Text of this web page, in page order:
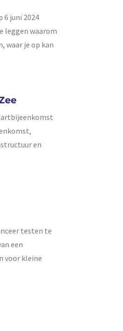
6 juni 2024
leggen waarom
waar je op kan
en
testen te
een
voor kleine